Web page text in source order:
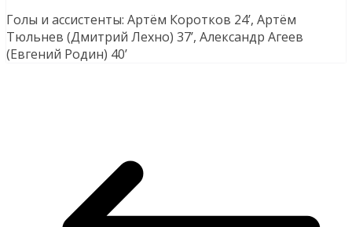
Голы и ассистенты: Артём Коротков 24’, Артём
Тюльнев (Дмитрий Лехно) 37’, Александр Агеев
(Евгений Родин) 40’